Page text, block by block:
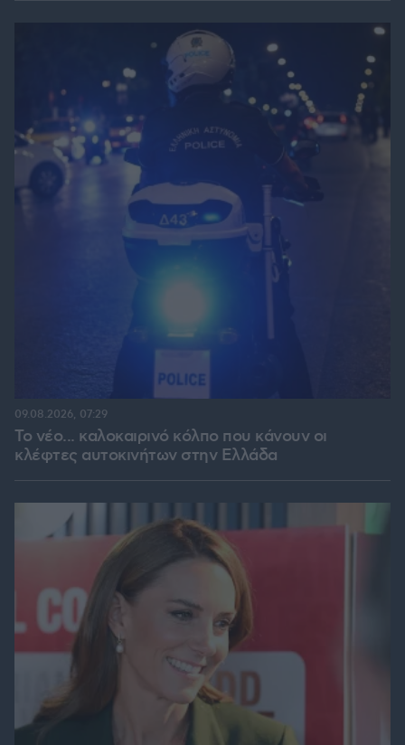
Το νέο... καλοκαιρινό κόλπο που κάνουν οι
κλέφτες αυτοκινήτων στην Ελλάδα
09.08.2026, 07:29